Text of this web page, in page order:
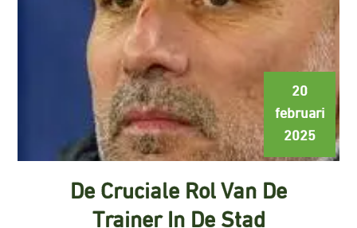
20
februari
2025
De Cruciale Rol Van De
Trainer In De Stad